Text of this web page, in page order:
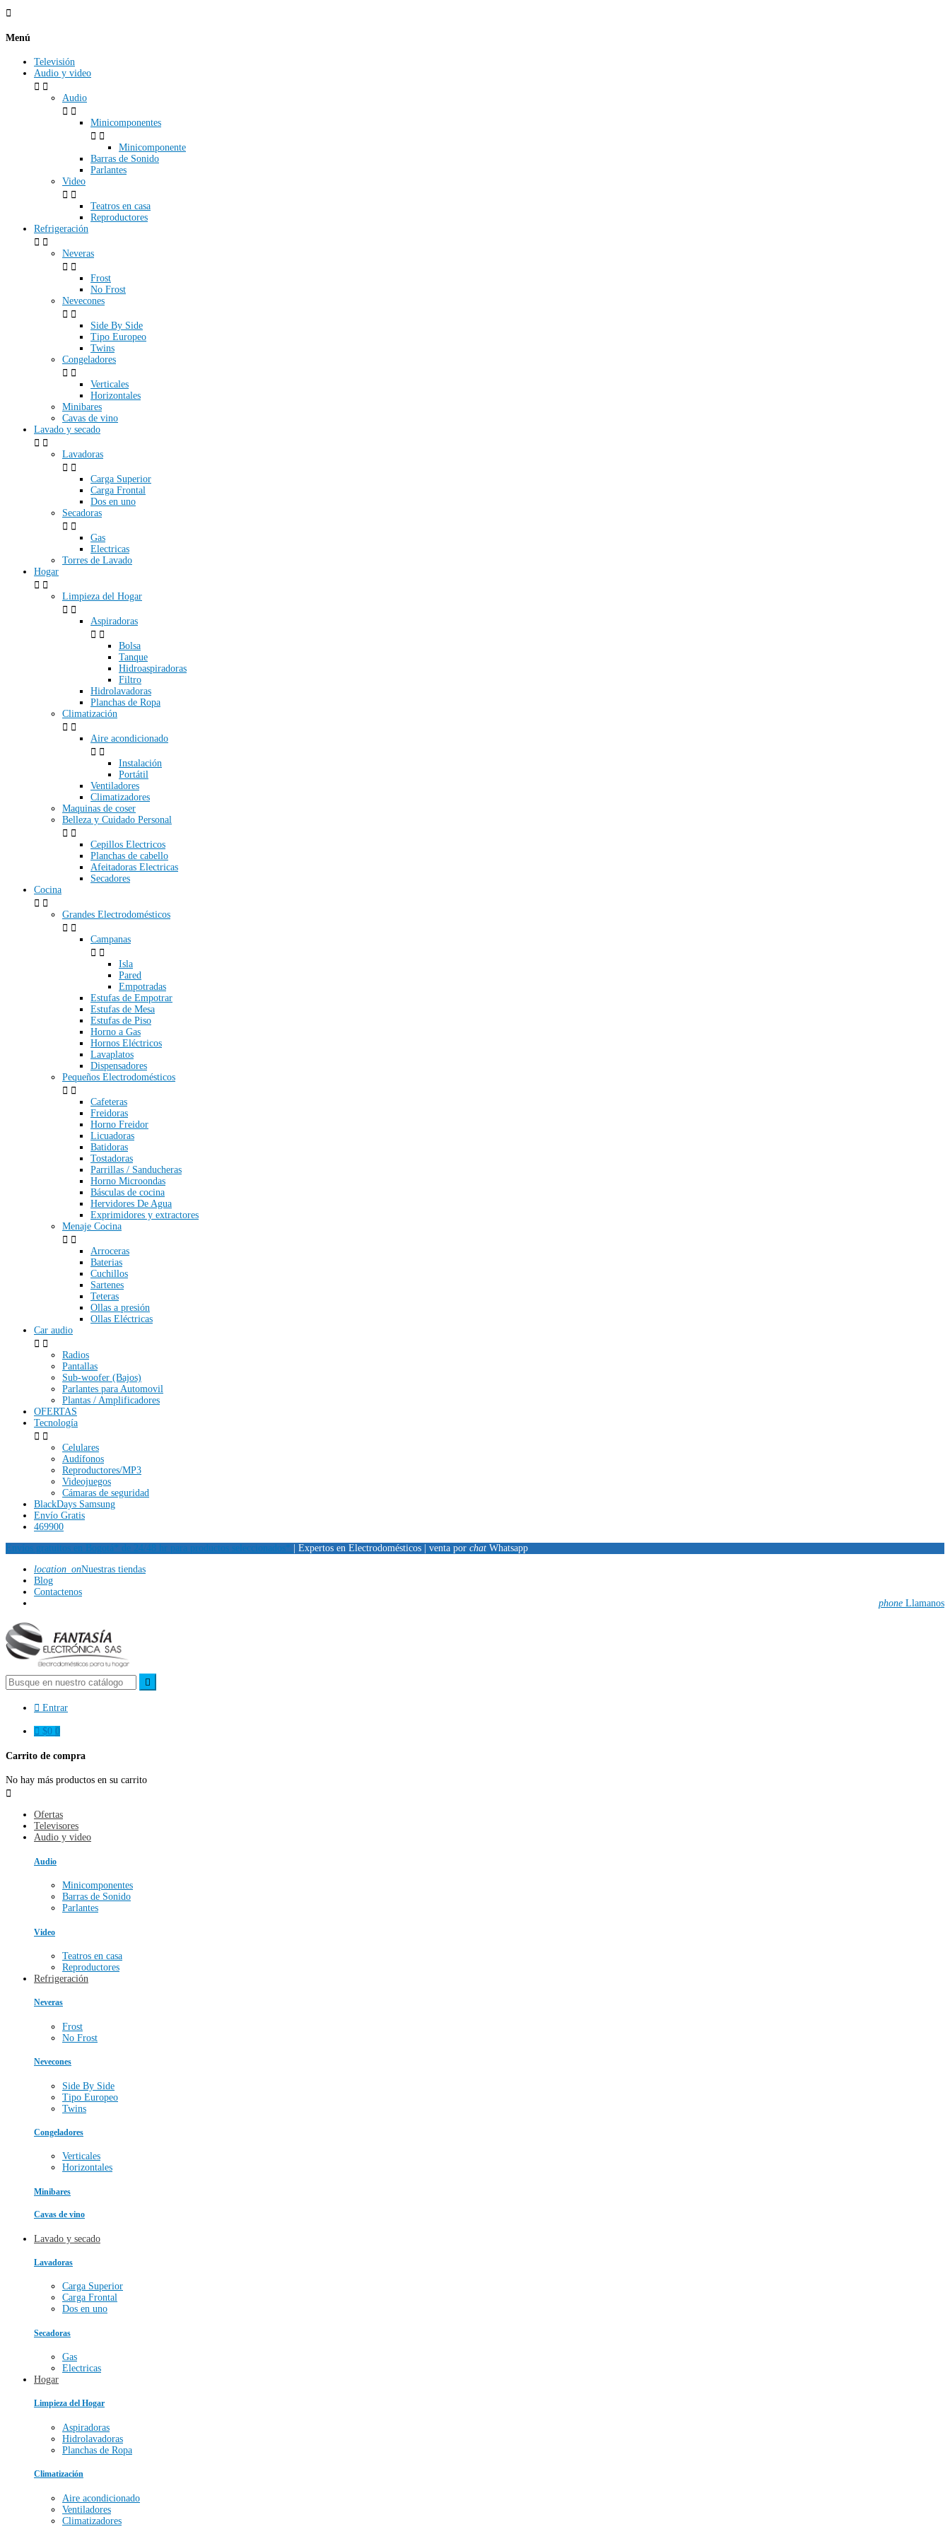

Menú
Televisión
Audio y video
 
Audio
 
Minicomponentes
 
Minicomponente
Barras de Sonido
Parlantes
Video
 
Teatros en casa
Reproductores
Refrigeración
 
Neveras
 
Frost
No Frost
Nevecones
 
Side By Side
Tipo Europeo
Twins
Congeladores
 
Verticales
Horizontales
Minibares
Cavas de vino
Lavado y secado
 
Lavadoras
 
Carga Superior
Carga Frontal
Dos en uno
Secadoras
 
Gas
Electricas
Torres de Lavado
Hogar
 
Limpieza del Hogar
 
Aspiradoras
 
Bolsa
Tanque
Hidroaspiradoras
Filtro
Hidrolavadoras
Planchas de Ropa
Climatización
 
Aire acondicionado
 
Instalación
Portátil
Ventiladores
Climatizadores
Maquinas de coser
Belleza y Cuidado Personal
 
Cepillos Electricos
Planchas de cabello
Afeitadoras Electricas
Secadores
Cocina
 
Grandes Electrodomésticos
 
Campanas
 
Isla
Pared
Empotradas
Estufas de Empotrar
Estufas de Mesa
Estufas de Piso
Horno a Gas
Hornos Eléctricos
Lavaplatos
Dispensadores
Pequeños Electrodomésticos
 
Cafeteras
Freidoras
Horno Freidor
Licuadoras
Batidoras
Tostadoras
Parrillas / Sanducheras
Horno Microondas
Básculas de cocina
Hervidores De Agua
Exprimidores y extractores
Menaje Cocina
 
Arroceras
Baterias
Cuchillos
Sartenes
Teteras
Ollas a presión
Ollas Eléctricas
Car audio
 
Radios
Pantallas
Sub-woofer (Bajos)
Parlantes para Automovil
Plantas / Amplificadores
OFERTAS
Tecnología
 
Celulares
Audífonos
Reproductores/MP3
Videojuegos
Cámaras de seguridad
BlackDays Samsung
Envío Gratis
469900
Envíos gratuitos en Bogotá* de 24/48 hr para productos seleccionados*
| Expertos en Electrodomésticos | venta por chat Whatsapp
location_onNuestras tiendas
Blog
Contactenos
phone Llamanos

 Entrar
 $0 0
Carrito de compra
No hay más productos en su carrito

Ofertas
Televisores
Audio y video
Audio
Minicomponentes
Barras de Sonido
Parlantes
Video
Teatros en casa
Reproductores
Refrigeración
Neveras
Frost
No Frost
Nevecones
Side By Side
Tipo Europeo
Twins
Congeladores
Verticales
Horizontales
Minibares
Cavas de vino
Lavado y secado
Lavadoras
Carga Superior
Carga Frontal
Dos en uno
Secadoras
Gas
Electricas
Hogar
Limpieza del Hogar
Aspiradoras
Hidrolavadoras
Planchas de Ropa
Climatización
Aire acondicionado
Ventiladores
Climatizadores